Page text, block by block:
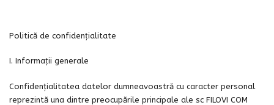
Politică de confidențialitate
I. Informații generale
Confidențialitatea datelor dumneavoastră cu caracter personal
reprezintă una dintre preocupările principale ale sc FILOVI COM